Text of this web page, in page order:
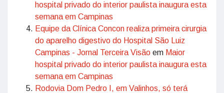
hospital privado do interior paulista inaugura esta
semana em Campinas
Equipe da Clínica Concon realiza primeira cirurgia
do aparelho digestivo do Hospital São Luiz
Campinas - Jornal Terceira Visão em Maior
hospital privado do interior paulista inaugura esta
semana em Campinas
Rodovia Dom Pedro I, em Valinhos, só terá